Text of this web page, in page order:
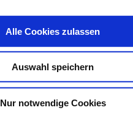
Alle Cookies zulassen
Auswahl speichern
Nur notwendige Cookies